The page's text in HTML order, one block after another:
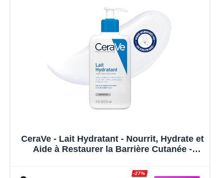
CeraVe - Lait Hydratant - Nourrit, Hydrate et
Aide à Restaurer la Barrière Cutanée -
Céramides Essentiels - Sans Parfum - Peau
-27%